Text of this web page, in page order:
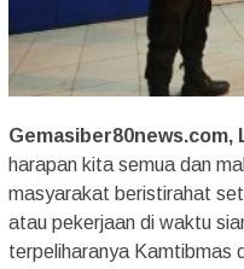
Gemasiber80news.com,
harapan kita semua dan
masyarakat beristirahat
atau pekerjaan di waktu
terpeliharanya Kamtibmas